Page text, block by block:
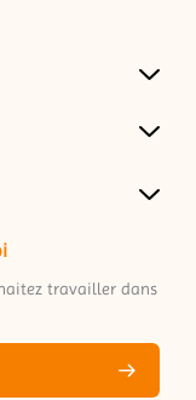
travailler dans